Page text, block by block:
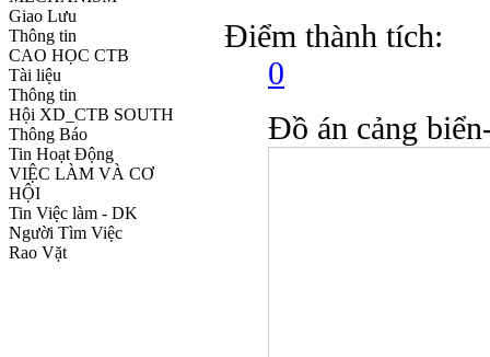
Giao Lưu
Thông tin
CAO HỌC CTB
Tài liệu
Thông tin
Hội XD_CTB SOUTH
Thông Báo
Tin Hoạt Động
VIỆC LÀM VÀ CƠ
HỘI
Tin Việc làm - DK
Người Tìm Việc
Rao Vặt
Điểm thành tích:
0
Đồ án cảng